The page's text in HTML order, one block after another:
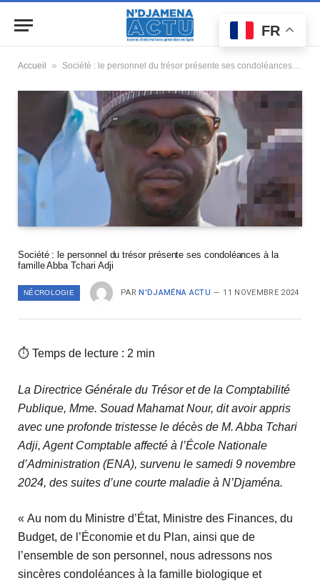
Accueil » Société : le personnel du trésor présente ses condoléances à la famille Abba Tchari Adji
Société : le personnel du trésor présente ses condoléances à la
famille Abba Tchari Adji
NÉCROLOGIE PAR N'DJAMÉNA ACTU 11 NOVEMBRE 2024
⏱ Temps de lecture : 2 min
La Directrice Générale du Trésor et de la Comptabilité
Publique, Mme. Souad Mahamat Nour, dit avoir appris
avec une profonde tristesse le décès de M. Abba Tchari
Adji, Agent Comptable affecté à l’École Nationale
d’Administration (ENA), survenu le samedi 9 novembre
2024, des suites d’une courte maladie à N’Djaména.
« Au nom du Ministre d’État, Ministre des Finances, du
Budget, de l’Économie et du Plan, ainsi que de
l’ensemble de son personnel, nous adressons nos
sincères condoléances à la famille biologique et
FR